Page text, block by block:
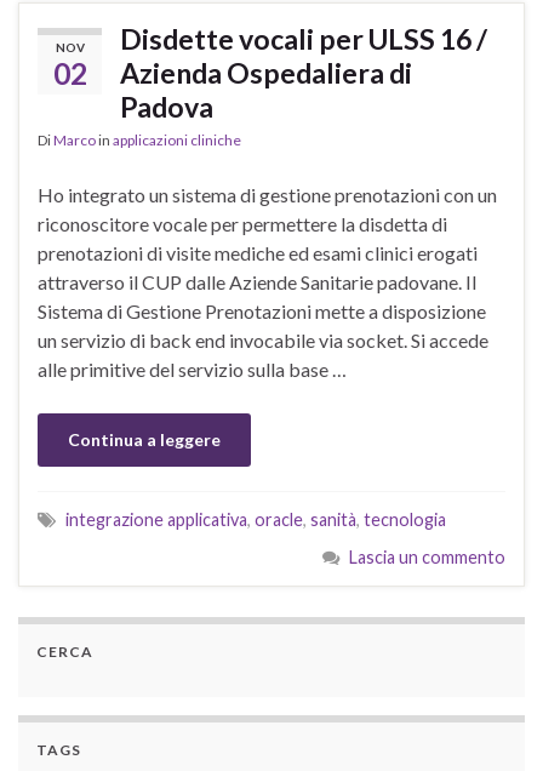
NOV
02
Disdette vocali per ULSS 16 /
Azienda Ospedaliera di
Padova
DiMarcoin applicazioni cliniche
Ho integrato un sistema di gestione prenotazioni con un
riconoscitore vocale per permettere la disdetta di
prenotazioni di visite mediche ed esami clinici erogati
attraverso il CUP dalle Aziende Sanitarie padovane. Il
Sistema di Gestione Prenotazioni mette a disposizione
un servizio di back end invocabile via socket. Si accede
alle primitive del servizio sulla base …
Continua a leggere
integrazione applicativa, oracle, sanità, tecnologia
Lascia un commento
CERCA
TAGS